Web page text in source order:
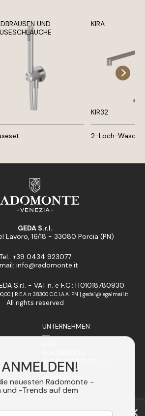
UND
KIRA
KIR32
2-Loch-
GEDA S.r.l.
Lavoro, 16/18 - 33080 Porcia (PN)
Tel.: +39 0434 923077
info@radomonte.it
S.r.l. - VAT n. e F.C.: IT01018780930
| R.E.A n 38300 C.C.I.A.A. PN | geda1@legalmail.it
All rights reserved
UNTERNEHMEN
NACHHALTIGKEITS-POLICY
SICHERHEIT
ARBEITE BEI UNS
KATALOGE
VERTRIEBSPARTNER
neuesten Radomonte -
und -Trends auf dem